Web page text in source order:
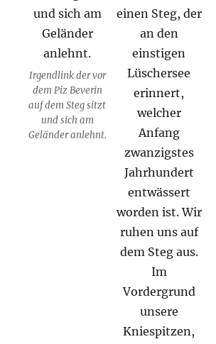
Irgendlink der vor
dem Piz Beverin
auf dem Steg sitzt
und sich am
Geländer anlehnt.